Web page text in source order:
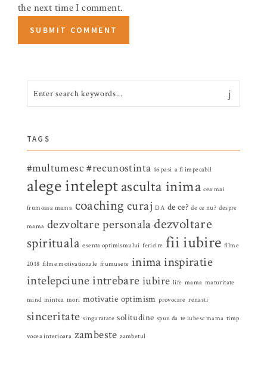
the next time I comment.
TAGS
#multumesc #recunostinta 16 pasi a fi impecabil
alege inteleptasculta inima cea mai
frumoasa mama coaching curaj DA de ce? de ce nu? despre
mama dezvoltare personala dezvoltare
spirituala esenta optimismului fericire fii iubire filme
2018 filme motivationale frumusete inimainspiratie
intelepciuneintrebare iubire life mama maturitate
mind mintea mori motivatie optimism provocare renasti
sinceritate singuratate solitudine spun da te iubesc mama timp
vocea interioara zambeste zambetul